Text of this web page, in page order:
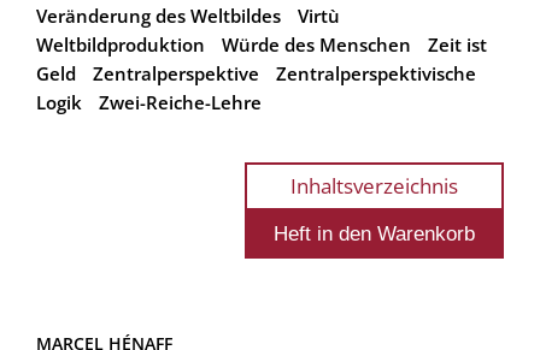
Veränderung des Weltbildes
Virtù
Weltbildproduktion
Würde des Menschen
Zeit ist
Geld
Zentralperspektive
Zentralperspektivische
Logik
Zwei-Reiche-Lehre
Inhaltsverzeichnis
MARCEL HÉNAFF